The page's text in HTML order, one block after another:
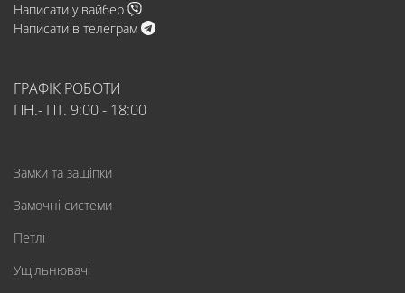
Написати у вайбер
Написати в телеграм
ГРАФІК РОБОТИ
ПН.- ПТ. 9:00 - 18:00
Замки та защіпки
Замочні системи
Петлі
Ущільнювачі